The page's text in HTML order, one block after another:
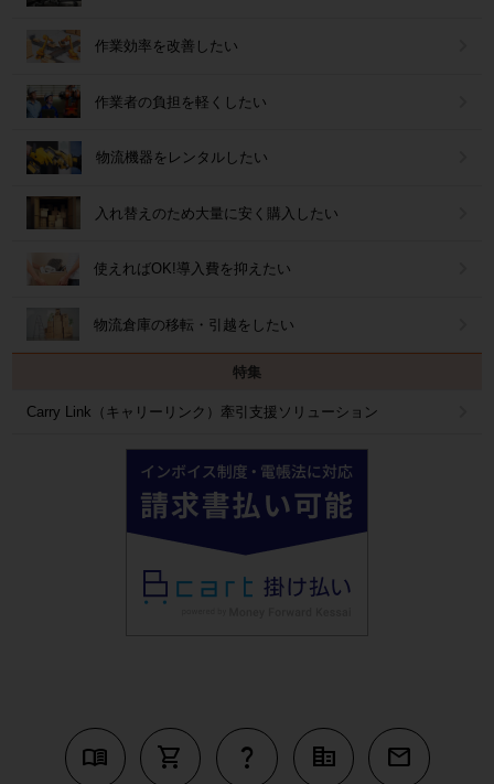
作業効率を改善したい
作業者の負担を軽くしたい
物流機器をレンタルしたい
入れ替えのため大量に安く購入したい
使えればOK!導入費を抑えたい
物流倉庫の移転・引越をしたい
特集
Carry Link（キャリーリンク）牽引支援ソリューション
menu_book shopping_cart question_mark corporate_fare mail